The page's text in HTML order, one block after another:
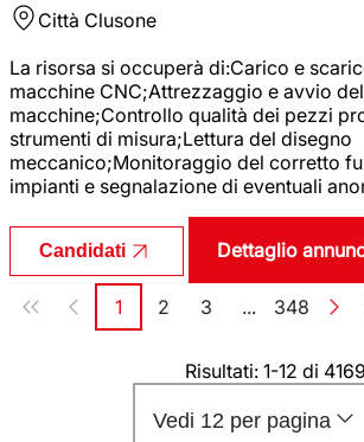
Città Clusone
La risorsa si occuperà di:Carico e
macchine CNC;Attrezzaggio e avvio
macchine;Controllo qualità dei pezzi
strumenti di misura;Lettura del disegno
meccanico;Monitoraggio del corretto
impianti e segnalazione di eventuali
Candidati Dettaglio
Paginazione
Pagina
1 Pagina
2 Pagina
3 ... Pagina
348
Risultati: 1-12 di 4169
Vedi 12 per pagina